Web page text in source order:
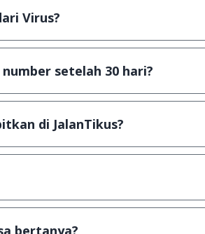
Virus?
AVG & Avast) sebelum
setelah 30 hari?
dibagikan secara Shareware,
di JalanTikus?
Nama Aplikasi/Games,
ini kita masih melakukan upload-
bertanya?